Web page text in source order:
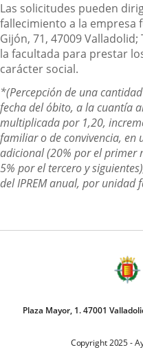
Las solicitudes pueden
fallecimiento a la empresa
Gijón, 71, 47009 Valladolid;
la facultada para prestar
carácter social.
*(Percepción de una
fecha del óbito, a la cuantía
multiplicada por 1,20,
familiar o de convivencia,
adicional (20% por el primer
5% por el tercero y
del IPREM anual, por unidad
Plaza Mayor, 1. 47001
Copyright 2025 -